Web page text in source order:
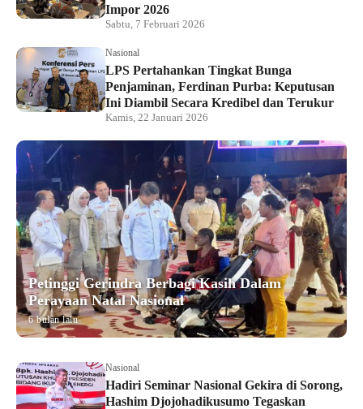
Impor 2026
Sabtu, 7 Februari 2026
Nasional
LPS Pertahankan Tingkat Bunga
Penjaminan, Ferdinan Purba: Keputusan
Ini Diambil Secara Kredibel dan Terukur
Kamis, 22 Januari 2026
Petinggi Gerindra Berbagi Kasih Dalam
Perayaan Natal Nasional
6 bulan lalu
Nasional
Hadiri Seminar Nasional Gekira di Sorong,
Hashim Djojohadikusumo Tegaskan